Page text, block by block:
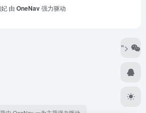
由 OneNav强力驱动
">